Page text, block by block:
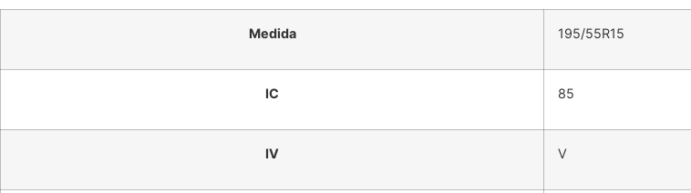
Medida 195/55R15
IC 85
IV V